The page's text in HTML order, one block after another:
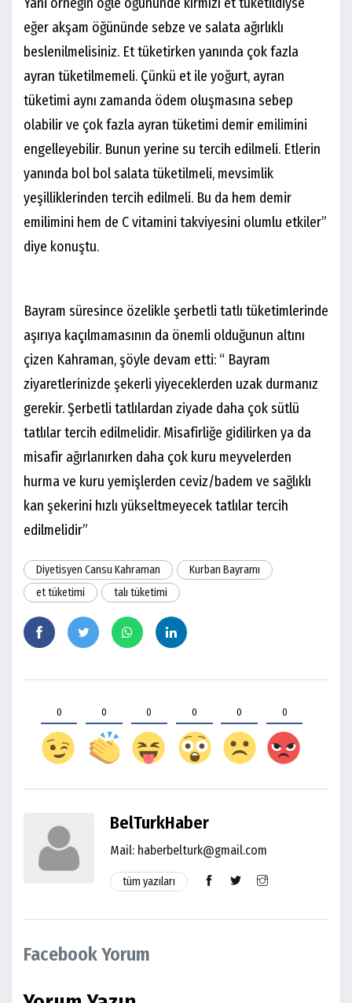
eğer akşam öğününde sebze ve salata ağırlıklı
beslenilmelisiniz. Et tüketirken yanında çok fazla
ayran tüketilmemeli. Çünkü et ile yoğurt, ayran
tüketimi aynı zamanda ödem oluşmasına sebep
olabilir ve çok fazla ayran tüketimi demir emilimini
engelleyebilir. Bunun yerine su tercih edilmeli. Etlerin
yanında bol bol salata tüketilmeli, mevsimlik
yeşilliklerinden tercih edilmeli. Bu da hem demir
emilimini hem de C vitamini takviyesini olumlu etkiler”
diye konuştu.
Bayram süresince özelikle şerbetli tatlı tüketimlerinde
aşırıya kaçılmamasının da önemli olduğunun altını
çizen Kahraman, şöyle devam etti: “ Bayram
ziyaretlerinizde şekerli yiyeceklerden uzak durmanız
gerekir. Şerbetli tatlılardan ziyade daha çok sütlü
tatlılar tercih edilmelidir. Misafirliğe gidilirken ya da
misafir ağırlanırken daha çok kuru meyvelerden
hurma ve kuru yemişlerden ceviz/badem ve sağlıklı
kan şekerini hızlı yükseltmeyecek tatlılar tercih
edilmelidir”
Diyetisyen Cansu Kahraman
Kurban Bayramı
et tüketimi
talı tüketimi
0 0 0 0 0 0
BelTurkHaber
Mail: haberbelturk@gmail.com
tüm yazıları
Facebook Yorum